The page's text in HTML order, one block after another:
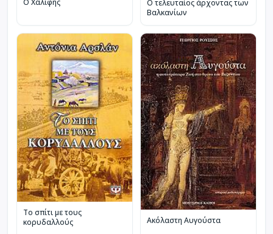
Ο τελευταίος άρχοντας των
Βαλκανίων
Το σπίτι με τους
κορυδαλλούς
Ακόλαστη Αυγούστα